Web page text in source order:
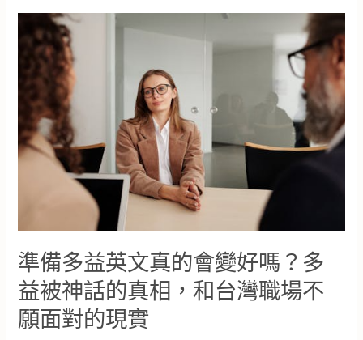
的
存
在
這
英
文
行
銷
話
準備多益英文真的會變好嗎？多
益被神話的真相，和台灣職場不
願面對的現實